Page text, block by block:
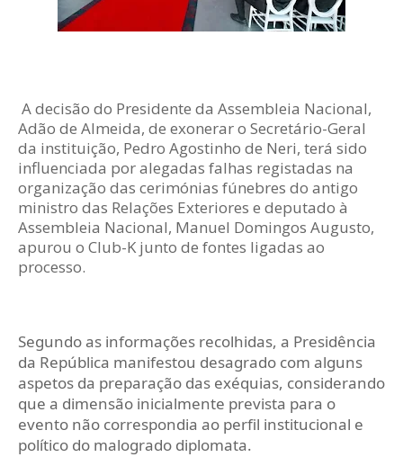
A decisão do Presidente da Assembleia Nacional,
Adão de Almeida, de exonerar o Secretário-Geral
da instituição, Pedro Agostinho de Neri, terá sido
influenciada por alegadas falhas registadas na
organização das cerimónias fúnebres do antigo
ministro das Relações Exteriores e deputado à
Assembleia Nacional, Manuel Domingos Augusto,
apurou o Club-K junto de fontes ligadas ao
processo.
Segundo as informações recolhidas, a Presidência
da República manifestou desagrado com alguns
aspetos da preparação das exéquias, considerando
que a dimensão inicialmente prevista para o
evento não correspondia ao perfil institucional e
político do malogrado diplomata.